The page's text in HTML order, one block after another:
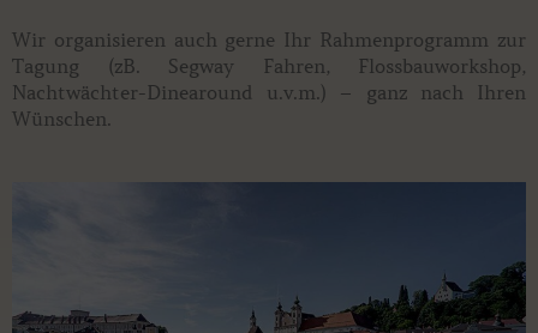
Wir organisieren auch gerne Ihr Rahmenprogramm zur
Tagung (zB. Segway Fahren, Flossbauworkshop,
Nachtwächter-Dinearound u.v.m.) – ganz nach Ihren
Wünschen.